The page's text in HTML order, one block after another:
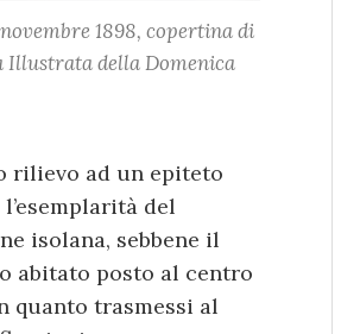
1898, copertina di
Illustrata della Domenica
rilievo ad un epiteto
del
isolana, sebbene il
abitato posto al centro
quanto trasmessi al